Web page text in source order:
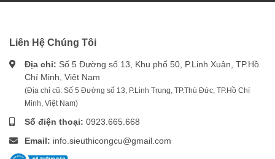
Liên Hệ Chúng Tôi
Địa chỉ: Số 5 Đường số 13, Khu phố 50, P.Linh Xuân, TP.Hồ
Chí Minh, Việt Nam
(Địa chỉ cũ: Số 5 Đường số 13, P.Linh Trung, TP.Thủ Đức, TP.Hồ Chí
Minh, Việt Nam)
Số điện thoại: 0923.665.668
Email: info.sieuthicongcu@gmail.com